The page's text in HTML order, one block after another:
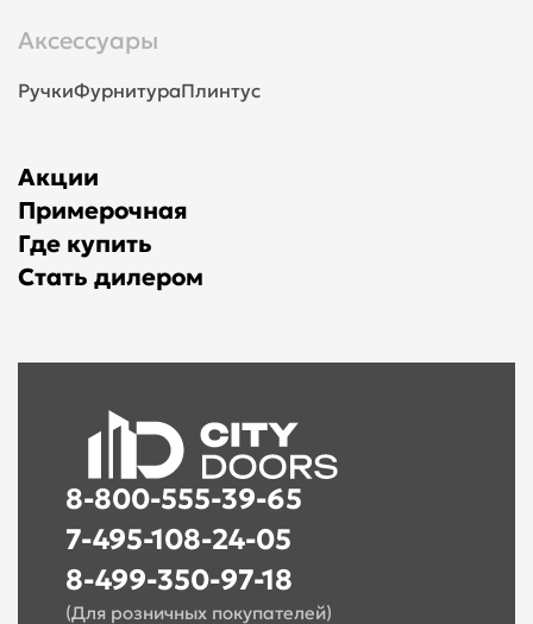
Аксессуары
РучкиФурнитураПлинтус
Акции
Примерочная
Где купить
Стать дилером
8-800-555-39-65
7-495-108-24-05
8-499-350-97-18
(Для розничных покупателей)